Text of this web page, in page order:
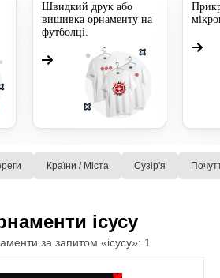
Швидкий друк або
вишивка орнаменту на
футболці.
Країни / Міста Сузiр'я
ісусу
за запитом «ісусу»: 1